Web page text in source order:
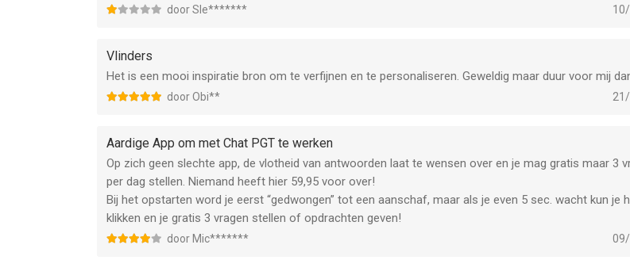
door Sle*******
Vlinders
Het is een mooi inspiratie bron om te verfijnen en te personaliseren. Geweldig maar duur voor mij
door Obi**
Aardige App om met Chat PGT te werken
Op zich geen slechte app, de vlotheid van antwoorden laat te wensen over en je mag gratis maar 3
per dag stellen. Niemand heeft hier 59,95 voor over!
Bij het opstarten word je eerst “gedwongen” tot een aanschaf, maar als je even 5 sec. wacht kun je
klikken en je gratis 3 vragen stellen of opdrachten geven!
door Mic*******